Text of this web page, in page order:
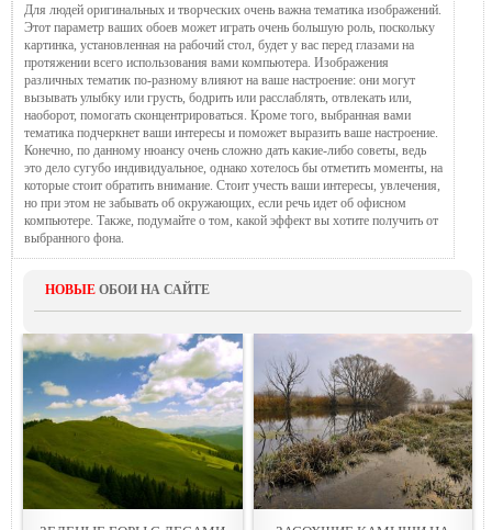
Для людей оригинальных и творческих очень важна тематика изображений.
Этот параметр ваших обоев может играть очень большую роль, поскольку
картинка, установленная на рабочий стол, будет у вас перед глазами на
протяжении всего использования вами компьютера. Изображения
различных тематик по-разному влияют на ваше настроение: они могут
вызывать улыбку или грусть, бодрить или расслаблять, отвлекать или,
наоборот, помогать сконцентрироваться. Кроме того, выбранная вами
тематика подчеркнет ваши интересы и поможет выразить ваше настроение.
Конечно, по данному нюансу очень сложно дать какие-либо советы, ведь
это дело сугубо индивидуальное, однако хотелось бы отметить моменты, на
которые стоит обратить внимание. Стоит учесть ваши интересы, увлечения,
но при этом не забывать об окружающих, если речь идет об офисном
компьютере. Также, подумайте о том, какой эффект вы хотите получить от
выбранного фона.
НОВЫЕ ОБОИ НА САЙТЕ